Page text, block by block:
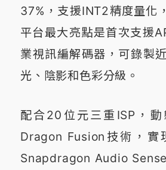
37%，支援INT2精度量化
平台最大亮點是首次支援
業視訊編解碼器，可錄製
光、陰影和色彩分級。
配合20位元三重ISP，
Dragon Fusion技術，
Snapdragon Audio